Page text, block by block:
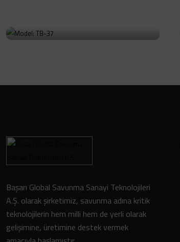
Başarı Global Savunma Sanayi Teknolojileri
A.Ş. olarak şirketimiz, savunma adına kritik
teknolojilerin hem milli hem de yerli olarak
gelişimine, üretimine destek vermek